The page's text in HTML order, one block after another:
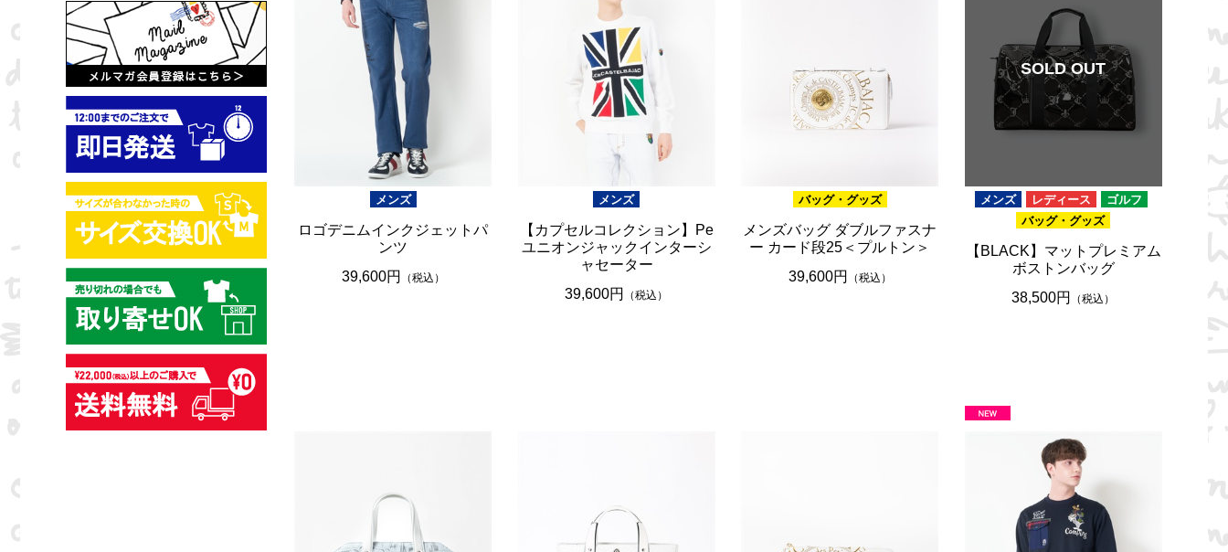
グレー
パープル
ベージュ
メンズ
ロゴデニムインクジェットパ
ンツ
39,600円
（税込）
メンズ
【カプセルコレクション】Pe
ユニオンジャックインターシ
ャセーター
39,600円
（税込）
バッグ・グッズ
メンズバッグ ダブルファスナ
ー カード段25＜プルトン＞
39,600円
（税込）
SOLD OUT
メンズ レディース
ゴルフ
バッグ・グッズ
【BLACK】マットプレミアム
ボストンバッグ
38,500円
（税込）